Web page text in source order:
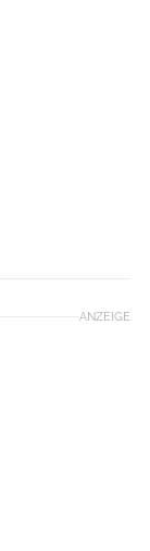
ANZEIGE